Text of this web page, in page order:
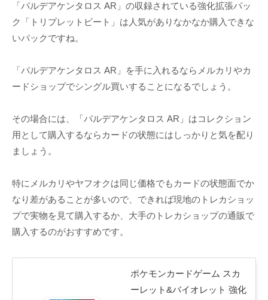
「パルデアケンタロス AR」の収録されている強化拡張パッ
ク「トリプレットビート」は人気がありなかなか購入できな
いパックですね。
「パルデアケンタロス AR」を手に入れるならメルカリやカ
ードショップでシングル買いすることになるでしょう。
その場合には、「パルデアケンタロス AR」はコレクション
用として購入するならカードの状態にはしっかりと気を配り
ましょう。
特にメルカリやヤフオクは同じ価格でもカードの状態面でか
なり差があることが多いので、できれば現地のトレカショッ
プで実物を見て購入するか、大手のトレカショップの通販で
購入するのがおすすめです。
ポケモンカードゲーム スカ
ーレット&バイオレット 強化